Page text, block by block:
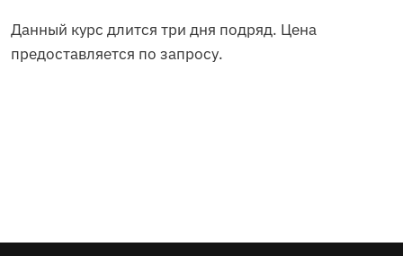
Данный курс длится три дня подряд. Цена
предоставляется по запросу.